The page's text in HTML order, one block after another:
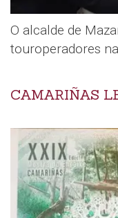
O alcalde de
touroperadores
CAMARIÑAS